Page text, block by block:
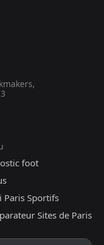
foot
Paris Sportifs
Sites de Paris